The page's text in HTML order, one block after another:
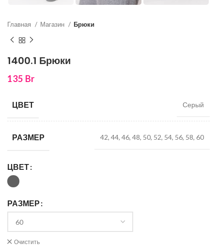
Главная Магазин Брюки
1400.1 Брюки
135 Br
ЦВЕТ Серый
РАЗМЕР 42, 44, 46, 48, 50, 52, 54, 56, 58, 60
ЦВЕТ
РАЗМЕР
Очистить